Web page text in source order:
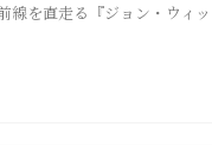
線を直走る『ジョン・ウィ